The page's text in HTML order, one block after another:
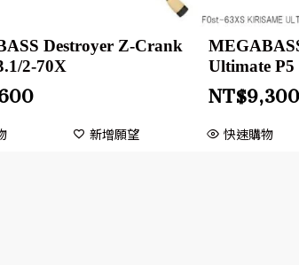
Destroyer Z-Crank
2-70X
新增願望
Ultimate P5
NT$9,300
快速購物